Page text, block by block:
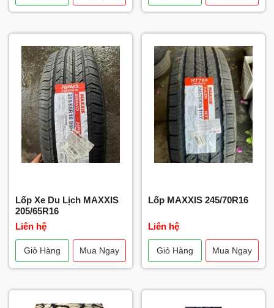
Lốp Xe Du Lịch MAXXIS
205/65R16
Liên hệ
Giỏ Hàng Mua Ngay
Lốp MAXXIS 245/70R16
Liên hệ
Giỏ Hàng Mua Ngay